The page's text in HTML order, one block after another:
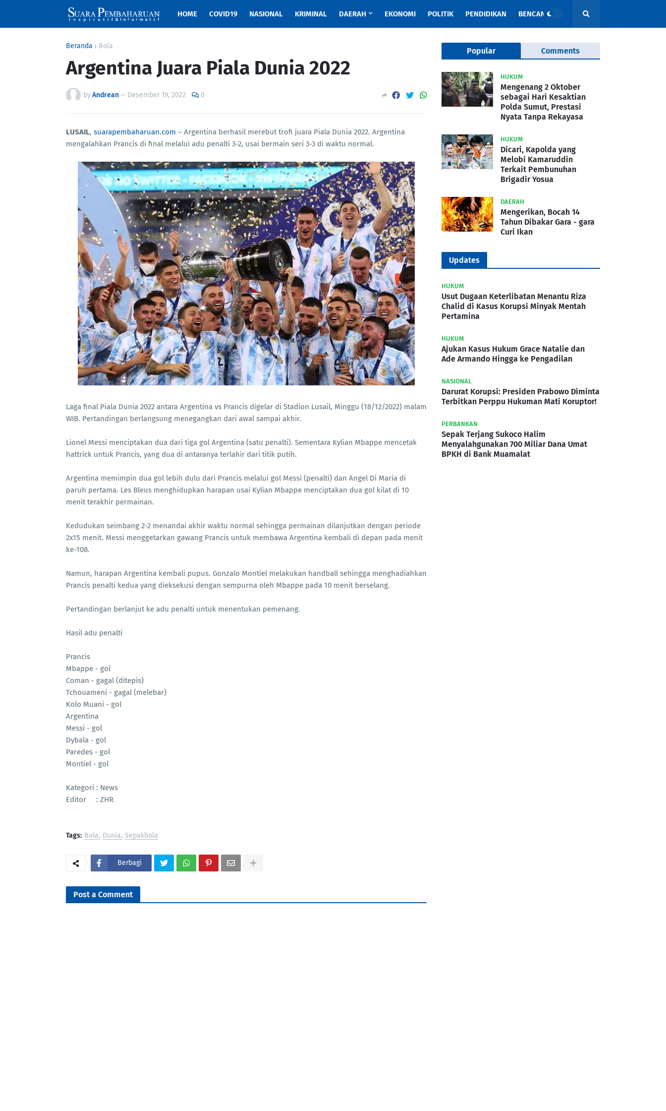
HOME COVID19 NASIONAL KRIMINAL DAERAH EKONOMI POLITIK PENDIDIKAN BENCANA
Beranda Bola
Argentina Juara Piala Dunia 2022
byAndrean— Desember 19, 2022 0
LUSAIL, suarapembaharuan.com – Argentina berhasil merebut trofi juara Piala Dunia 2022. Argentina
mengalahkan Prancis di final melalui adu penalti 3-2, usai bermain seri 3-3 di waktu normal.
Laga final Piala Dunia 2022 antara Argentina vs Prancis digelar di Stadion Lusail, Minggu (18/12/2022) malam
WIB. Pertandingan berlangsung menegangkan dari awal sampai akhir.
Lionel Messi menciptakan dua dari tiga gol Argentina (satu penalti). Sementara Kylian Mbappe mencetak
hattrick untuk Prancis, yang dua di antaranya terlahir dari titik putih.
Argentina memimpin dua gol lebih dulu dari Prancis melalui gol Messi (penalti) dan Angel Di Maria di
paruh pertama. Les Bleus menghidupkan harapan usai Kylian Mbappe menciptakan dua gol kilat di 10
menit terakhir permainan.
Kedudukan seimbang 2-2 menandai akhir waktu normal sehingga permainan dilanjutkan dengan periode
2x15 menit. Messi menggetarkan gawang Prancis untuk membawa Argentina kembali di depan pada menit
ke-108.
Namun, harapan Argentina kembali pupus. Gonzalo Montiel melakukan handball sehingga menghadiahkan
Prancis penalti kedua yang dieksekusi dengan sempurna oleh Mbappe pada 10 menit berselang.
Pertandingan berlanjut ke adu penalti untuk menentukan pemenang.
Hasil adu penalti
Prancis
Mbappe - gol
Coman - gagal (ditepis)
Tchouameni - gagal (melebar)
Kolo Muani - gol
Argentina
Messi - gol
Dybala - gol
Paredes - gol
Montiel - gol
Kategori : News
Editor : ZHR
Tags: Bola Dunia Sepakbola
Berbagi
Post a Comment
Popular Comments
HUKUM
Mengenang 2 Oktober
sebagai Hari Kesaktian
Polda Sumut, Prestasi
Nyata Tanpa Rekayasa
HUKUM
Dicari, Kapolda yang
Melobi Kamaruddin
Terkait Pembunuhan
Brigadir Yosua
DAERAH
Mengerikan, Bocah 14
Tahun Dibakar Gara - gara
Curi Ikan
Updates
HUKUM
Usut Dugaan Keterlibatan Menantu Riza
Chalid di Kasus Korupsi Minyak Mentah
Pertamina
HUKUM
Ajukan Kasus Hukum Grace Natalie dan
Ade Armando Hingga ke Pengadilan
NASIONAL
Darurat Korupsi: Presiden Prabowo Diminta
Terbitkan Perppu Hukuman Mati Koruptor!
PERBANKAN
Sepak Terjang Sukoco Halim
Menyalahgunakan 700 Miliar Dana Umat
BPKH di Bank Muamalat